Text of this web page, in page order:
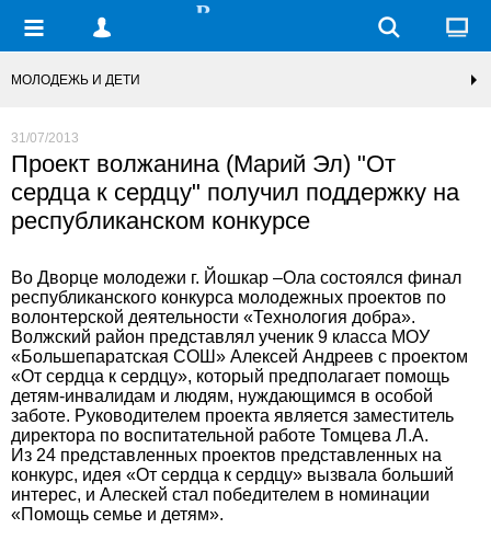
МОЛОДЕЖЬ И ДЕТИ
31/07/2013
Проект волжанина (Марий Эл) "От
сердца к сердцу" получил поддержку на
республиканском конкурсе
Во Дворце молодежи г. Йошкар –Ола состоялся финал
республиканского конкурса молодежных проектов по
волонтерской деятельности «Технология добра».
Волжский район представлял ученик 9 класса МОУ
«Большепаратская СОШ» Алексей Андреев с проектом
«От сердца к сердцу», который предполагает помощь
детям-инвалидам и людям, нуждающимся в особой
заботе. Руководителем проекта является заместитель
директора по воспитательной работе Томцева Л.А.
Из 24 представленных проектов представленных на
конкурс, идея «От сердца к сердцу» вызвала больший
интерес, и Алескей стал победителем в номинации
«Помощь семье и детям».